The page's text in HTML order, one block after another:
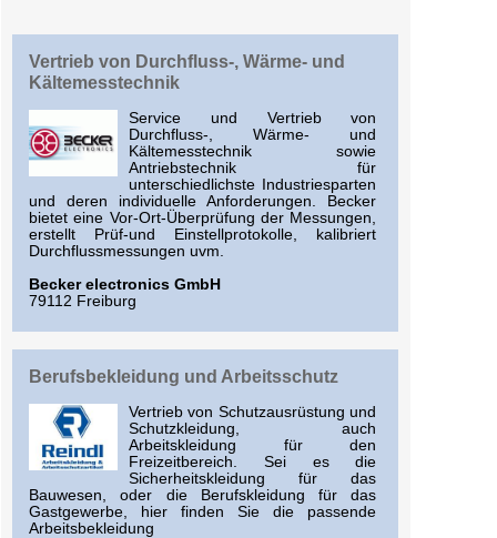
Vertrieb von Durchfluss-, Wärme- und
Kältemesstechnik
Service und Vertrieb von
Durchfluss-, Wärme- und
Kältemesstechnik sowie
Antriebstechnik für
unterschiedlichste Industriesparten
und deren individuelle Anforderungen. Becker
bietet eine Vor-Ort-Überprüfung der Messungen,
erstellt Prüf-und Einstellprotokolle, kalibriert
Durchflussmessungen uvm.
Becker electronics GmbH
79112 Freiburg
Berufsbekleidung und Arbeitsschutz
Vertrieb von Schutzausrüstung und
Schutzkleidung, auch
Arbeitskleidung für den
Freizeitbereich. Sei es die
Sicherheitskleidung für das
Bauwesen, oder die Berufskleidung für das
Gastgewerbe, hier finden Sie die passende
Arbeitsbekleidung